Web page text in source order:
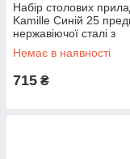
Набір столових
Kamille Синій 25
нержавіючої сталі з
пластиковими ручками
підставкою
Немає в наявності
715 ₴